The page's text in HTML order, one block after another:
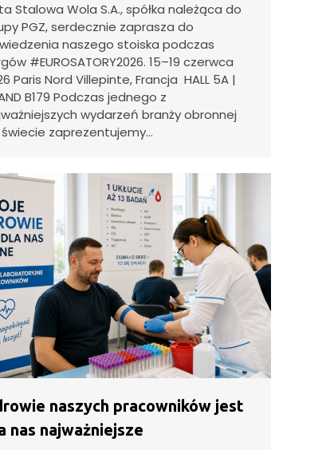
Stalowa Wola S.A., spółka należąca do
PGZ, serdecznie zaprasza do
naszego stoiska podczas
#EUROSATORY2026. 15–19 czerwca
Paris Nord Villepinte, Francja HALL 5A |
B179 Podczas jednego z
wydarzeń branży obronnej
zaprezentujemy…
naszych pracowników jest
nas najważniejsze